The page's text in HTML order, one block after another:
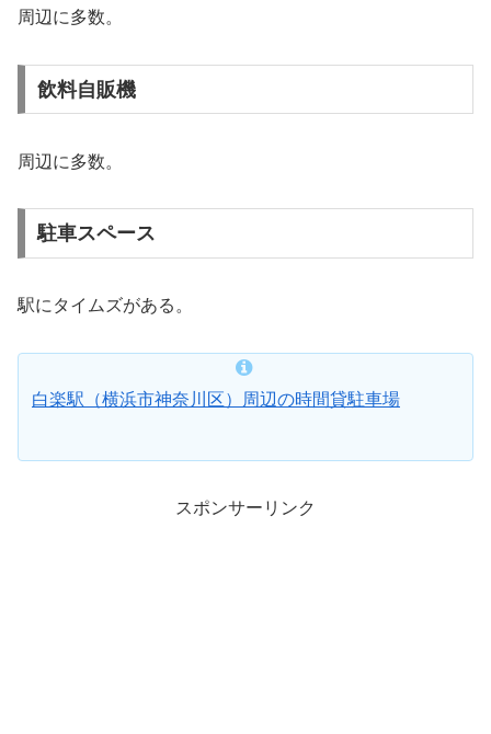
周辺に多数。
飲料自販機
周辺に多数。
駐車スペース
駅にタイムズがある。
白楽駅（横浜市神奈川区）周辺の時間貸駐車場
スポンサーリンク